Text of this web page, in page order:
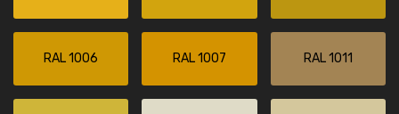
RAL 1006 RAL 1007 RAL 1011